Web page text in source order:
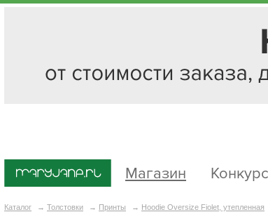
Магазин Конкурс
Каталог → Толстовки → Принты → Hoodie Oversize Fiolet, утепленная